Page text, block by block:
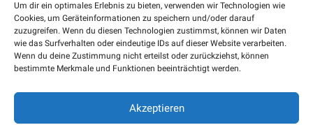
Um dir ein optimales Erlebnis zu bieten, verwenden wir Technologien wie
Cookies, um Geräteinformationen zu speichern und/oder darauf
zuzugreifen. Wenn du diesen Technologien zustimmst, können wir Daten
wie das Surfverhalten oder eindeutige IDs auf dieser Website verarbeiten.
Wenn du deine Zustimmung nicht erteilst oder zurückziehst, können
bestimmte Merkmale und Funktionen beeinträchtigt werden.
Akzeptieren
mich, das in Worte zu fassen.. Wieder bin ich
mir selbst etwas näher gekommen."
SabineTeilnehmerin von "Free Your Body"
Hier gibt’s mehr Stimmen von